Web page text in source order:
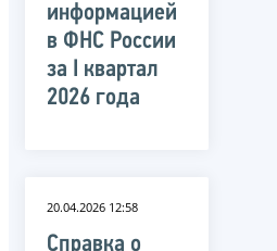
информацией
в ФНС России
за I квартал
2026 года
20.04.2026 12:58
Справка о